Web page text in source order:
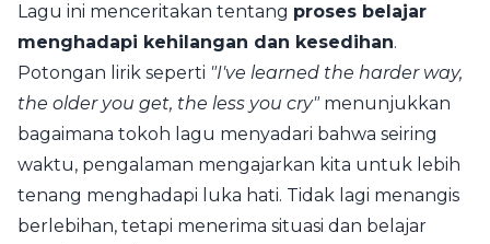
Lagu ini menceritakan tentang proses belajar
menghadapi kehilangan dan kesedihan.
Potongan lirik seperti "I've learned the harder way,
the older you get, the less you cry"menunjukkan
bagaimana tokoh lagu menyadari bahwa seiring
waktu, pengalaman mengajarkan kita untuk lebih
tenang menghadapi luka hati. Tidak lagi menangis
berlebihan, tetapi menerima situasi dan belajar